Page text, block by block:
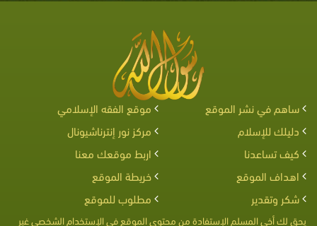
ساهم في نشر الموقع
موقع الفقه الإسلامي
دليلك للإسلام
مركز نور إنترناشيونال
كيف تساعدنا
اربط موقعك معنا
اهداف الموقع
خريطة الموقع
شكر وتقدير
مطلوب للموقع
يحق لك أخى المسلم الإستفادة من محتوى الموقع فى الإستخدام الشخصى غير